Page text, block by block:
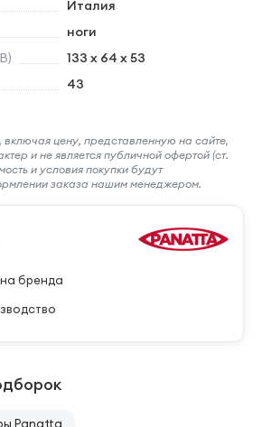
Италия
ноги
133 x 64 x 53
43
цену, представленную на сайте,
и не является публичной офертой (ст.
и условия покупки будут
заказа нашим менеджером.
бренда
Panatta